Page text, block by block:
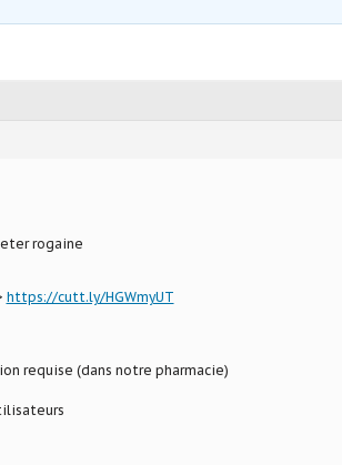
rogaine
https://cutt.ly/HGWmyUT
requise (dans notre pharmacie)